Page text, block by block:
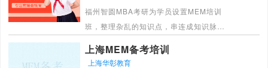
福州智圆MBA考研为学员设置MEM培训
班，整理杂乱的知识点，串连成知识脉
针对性辅导、个性化学习方式、学习方
上海MEM备考培训
上海华彰教育